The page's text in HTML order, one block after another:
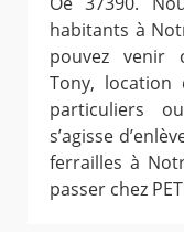
habitants à
pouvez venir
Tony, location
particuliers
s’agisse
ferrailles à
passer chez